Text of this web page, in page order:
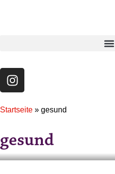
Startseite » gesund
gesund